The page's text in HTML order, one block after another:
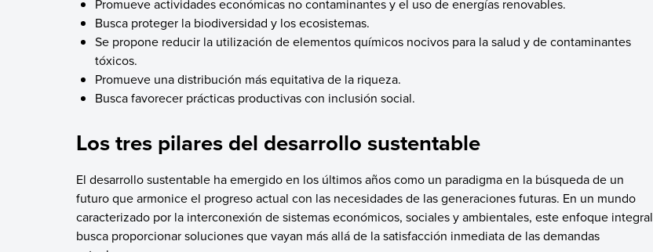
Promueve actividades económicas no contaminantes y el uso de energías renovables.
Busca proteger la biodiversidad y los ecosistemas.
Se propone reducir la utilización de elementos químicos nocivos para la salud y de contaminantes
tóxicos.
Promueve una distribución más equitativa de la riqueza.
Busca favorecer prácticas productivas con inclusión social.
Los tres pilares del desarrollo sustentable
El desarrollo sustentable ha emergido en los últimos años como un paradigma en la búsqueda de un
futuro que armonice el progreso actual con las necesidades de las generaciones futuras. En un mundo
caracterizado por la interconexión de sistemas económicos, sociales y ambientales, este enfoque integral
busca proporcionar soluciones que vayan más allá de la satisfacción inmediata de las demandas